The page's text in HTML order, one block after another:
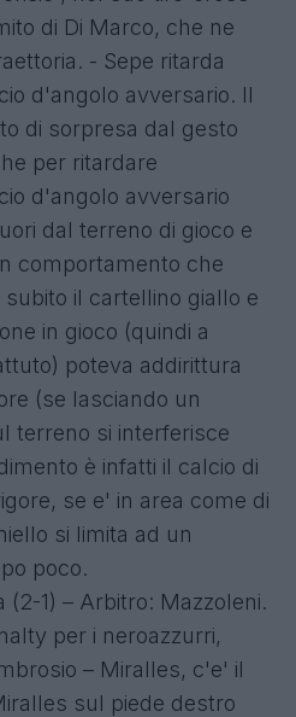
di Di Marco, che ne
- Sepe ritarda
d'angolo avversario. Il
di sorpresa dal gesto
per ritardare
d'angolo avversario
dal terreno di gioco e
comportamento che
il cartellino giallo e
in gioco (quindi a
poteva addirittura
(se lasciando un
terreno si interferisce
è infatti il calcio di
se e' in area come di
si limita ad un
poco.
(2-1) – Arbitro: Mazzoleni.
per i neroazzurri,
– Miralles, c'e' il
sul piede destro